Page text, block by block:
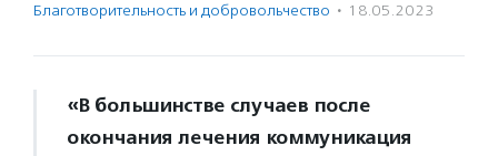
Благотвори­тель­ность и доброволь­чест­во · 18.05.2023
«В большинстве случаев после
окончания лечения коммуникация